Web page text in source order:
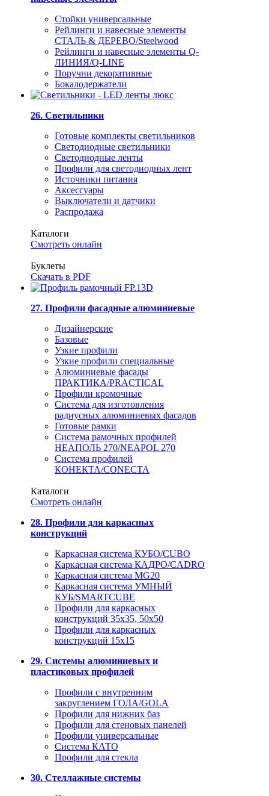
Стойки универсальные
Рейлинги и навесные элементы
СТАЛЬ & ДЕРЕВО/Steelwood
Рейлинги и навесные элементы Q-
ЛИНИЯ/Q-LINE
Поручни декоративные
Бокалодержатели
26. Светильники
Готовые комплекты светильников
Светодиодные светильники
Светодиодные ленты
Профили для светодиодных лент
Источники питания
Аксессуары
Выключатели и датчики
Распродажа
Каталоги
Смотреть онлайн
Буклеты
Скачать в PDF
27. Профили фасадные алюминиевые
Дизайнерские
Базовые
Узкие профили
Узкие профили специальные
Алюминиевые фасады
ПРАКТИКА/PRACTICAL
Профили кромочные
Система для изготовления
радиусных алюминиевых фасадов
Готовые рамки
Система рамочных профилей
НЕАПОЛЬ 270/NEAPOL 270
Система профилей
КОНЕКТА/CONECTA
Каталоги
Смотреть онлайн
28. Профили для каркасных
конструкций
Каркасная система КУБО/CUBO
Каркасная система КАДРО/CADRO
Каркасная система MG20
Каркасная система УМНЫЙ
КУБ/SMARTCUBE
Профили для каркасных
конструкций 35x35, 50x50
Профили для каркасных
конструкций 15х15
29. Системы алюминиевых и
пластиковых профилей
Профили с внутренним
закруглением ГОЛА/GOLA
Профили для нижних баз
Профили для стеновых панелей
Профили универсальные
Система КАТО
Профили для стекла
30. Стеллажные системы